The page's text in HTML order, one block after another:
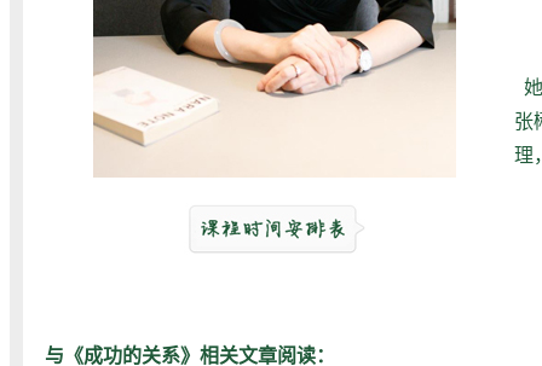
张
理
与《成功的关系》相关文章阅读：